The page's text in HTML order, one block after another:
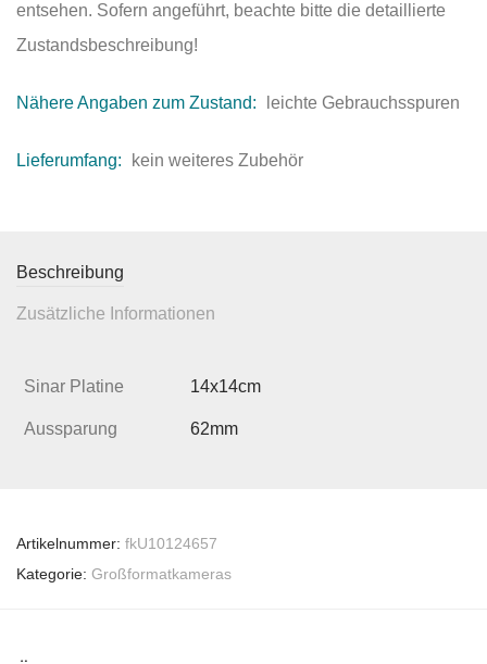
entsehen. Sofern angeführt, beachte bitte die detaillierte
Zustandsbeschreibung!
Nähere Angaben zum Zustand: leichte Gebrauchsspuren
Lieferumfang: kein weiteres Zubehör
Beschreibung
Zusätzliche Informationen
Sinar Platine 14x14cm
Aussparung 62mm
Artikelnummer: fkU10124657
Kategorie: Großformatkameras